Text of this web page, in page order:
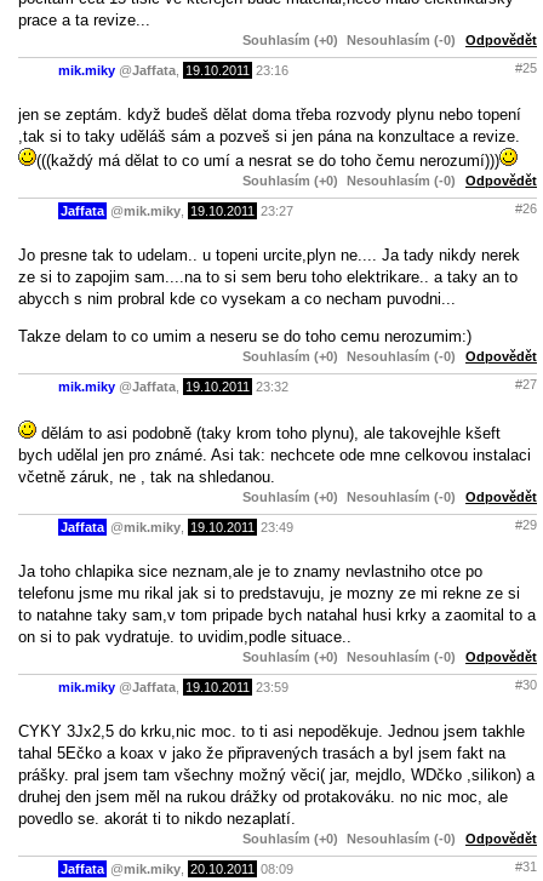
prace a ta revize...
Souhlasím (+0) Nesouhlasím (-0) Odpovědět
mik.miky @Jaffata 19.10.2011 23:16 #25
jen se zeptám. když budeš dělat doma třeba rozvody plynu nebo topení
,tak si to taky uděláš sám a pozveš si jen pána na konzultace a revize.
(((každý má dělat to co umí a nesrat se do toho čemu nerozumí)))
Souhlasím (+0) Nesouhlasím (-0) Odpovědět
Jaffata @mik.miky 19.10.2011 23:27 #26
Jo presne tak to udelam.. u topeni urcite,plyn ne.... Ja tady nikdy nerek
ze si to zapojim sam....na to si sem beru toho elektrikare.. a taky an to
abycch s nim probral kde co vysekam a co necham puvodni...
Takze delam to co umim a neseru se do toho cemu nerozumim:)
Souhlasím (+0) Nesouhlasím (-0) Odpovědět
mik.miky @Jaffata 19.10.2011 23:32 #27
dělám to asi podobně (taky krom toho plynu), ale takovejhle kšeft
bych udělal jen pro známé. Asi tak: nechcete ode mne celkovou instalaci
včetně záruk, ne , tak na shledanou.
Souhlasím (+0) Nesouhlasím (-0) Odpovědět
Jaffata @mik.miky 19.10.2011 23:49 #29
Ja toho chlapika sice neznam,ale je to znamy nevlastniho otce po
telefonu jsme mu rikal jak si to predstavuju, je mozny ze mi rekne ze si
to natahne taky sam,v tom pripade bych natahal husi krky a zaomital to a
on si to pak vydratuje. to uvidim,podle situace..
Souhlasím (+0) Nesouhlasím (-0) Odpovědět
mik.miky @Jaffata 19.10.2011 23:59 #30
CYKY 3Jx2,5 do krku,nic moc. to ti asi nepoděkuje. Jednou jsem takhle
tahal 5Ečko a koax v jako že připravených trasách a byl jsem fakt na
prášky. pral jsem tam všechny možný věci( jar, mejdlo, WDčko ,silikon) a
druhej den jsem měl na rukou drážky od protakováku. no nic moc, ale
povedlo se. akorát ti to nikdo nezaplatí.
Souhlasím (+0) Nesouhlasím (-0) Odpovědět
Jaffata @mik.miky 20.10.2011 08:09 #31